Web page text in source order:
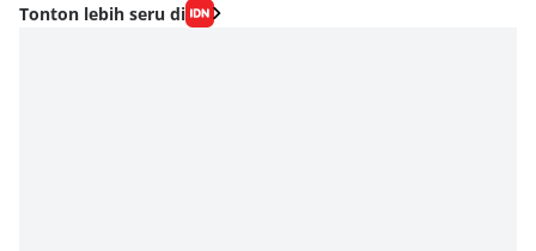
Tonton lebih seru di